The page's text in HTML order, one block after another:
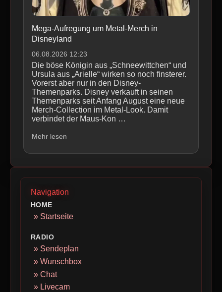
Mega-Aufregung um Metal-Merch in
Disneyland
06.08.2026 12:23
Die böse Königin aus „Schneewittchen“ und
Ursula aus „Arielle“ wirken so noch finsterer.
Vorerst aber nur in den Disney-
Themenparks. Disney verkauft in seinen
Themenparks seit Anfang August eine neue
Merch-Collection im Metal-Look. Damit
verbindet der Maus-Kon …
Mehr lesen
Navigation
HOME
» Startseite
RADIO
» Sendeplan
» Wunschbox
» Chat
» Livecam